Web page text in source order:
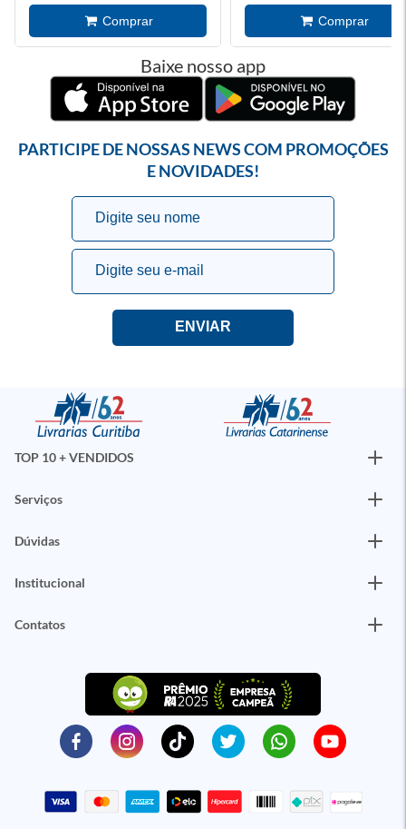
Baixe nosso app
PARTICIPE DE NOSSAS NEWS COM PROMOÇÕES
E NOVIDADES!
TOP 10 + VENDIDOS
Serviços
Dúvidas
Institucional
Contatos